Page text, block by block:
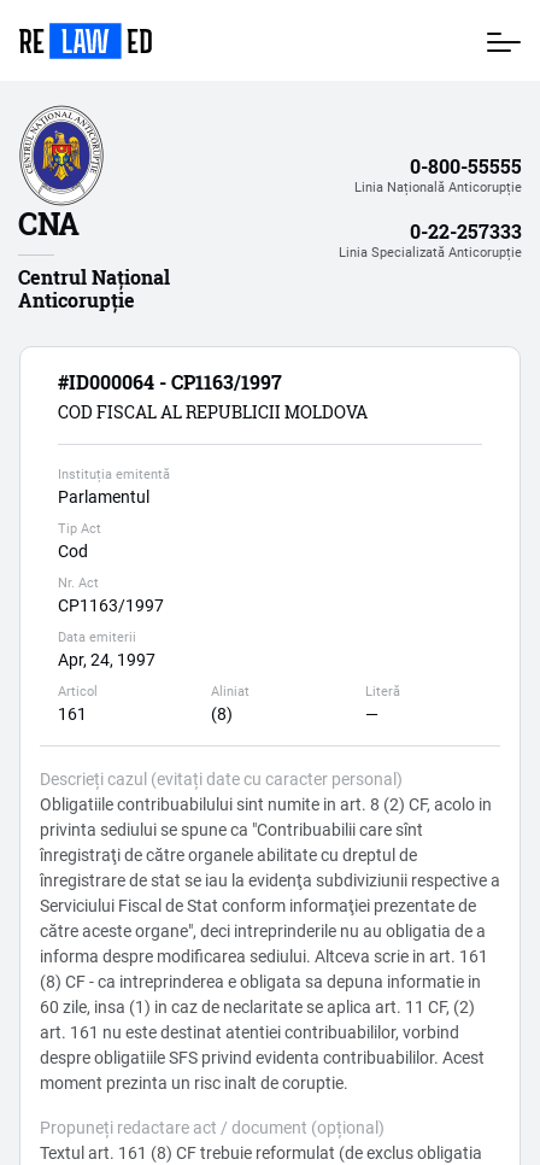
CNA
Centrul Național
Anticorupție
0-800-55555
Linia Națională Anticorupție
0-22-257333
Linia Specializată Anticorupție
#ID000064 - CP1163/1997
COD FISCAL AL REPUBLICII MOLDOVA
Instituția emitentă
Parlamentul
Tip Act
Cod
Nr. Act
CP1163/1997
Data emiterii
Apr, 24, 1997
Articol
161
Aliniat
(8)
Literă
—
Descrieți cazul (evitați date cu caracter personal)
Obligatiile contribuabilului sint numite in art. 8 (2) CF, acolo in
privinta sediului se spune ca "Contribuabilii care sînt
înregistraţi de către organele abilitate cu dreptul de
înregistrare de stat se iau la evidenţa subdiviziunii respective a
Serviciului Fiscal de Stat conform informaţiei prezentate de
către aceste organe", deci intreprinderile nu au obligatia de a
informa despre modificarea sediului. Altceva scrie in art. 161
(8) CF - ca intreprinderea e obligata sa depuna informatie in
60 zile, insa (1) in caz de neclaritate se aplica art. 11 CF, (2)
art. 161 nu este destinat atentiei contribuabililor, vorbind
despre obligatiile SFS privind evidenta contribuabililor. Acest
moment prezinta un risc inalt de coruptie.
Propuneți redactare act / document (opțional)
Textul art. 161 (8) CF trebuie reformulat (de exclus obligatia